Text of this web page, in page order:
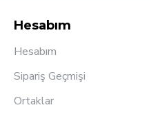
Hesabım
Hesabım
Sipariş Geçmişi
Ortaklar